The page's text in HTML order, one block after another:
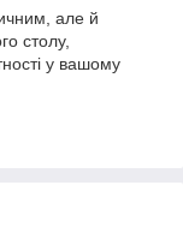
але й
столу,
у вашому